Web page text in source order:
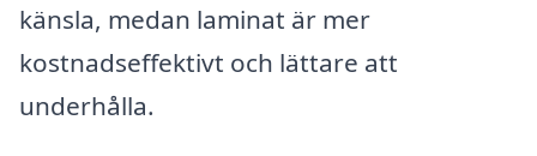
känsla, medan laminat är mer
kostnadseffektivt och lättare att
underhålla.